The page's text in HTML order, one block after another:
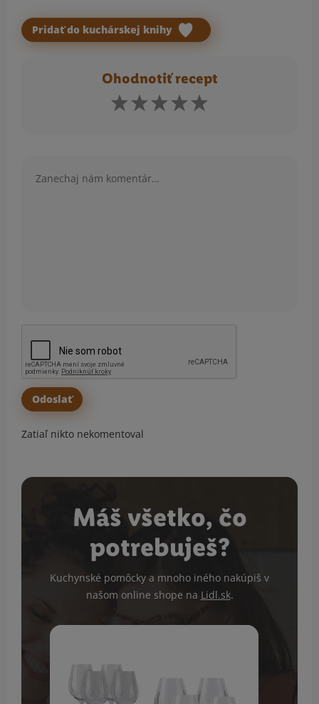
Pridať do kuchárskej knihy
Ohodnotiť recept
Zatiaľ nikto nekomentoval
Máš všetko, čo
potrebuješ?
Kuchynské pomôcky a mnoho iného nakúpiš v
našom online shope na Lidl.sk.